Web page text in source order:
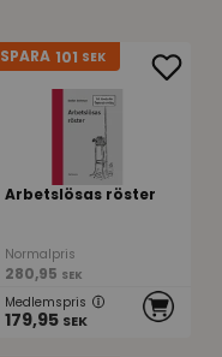
SPARA 101 SEK
Arbetslösas röster
Normalpris
280,95 SEK
Medlemspris
179,95 SEK